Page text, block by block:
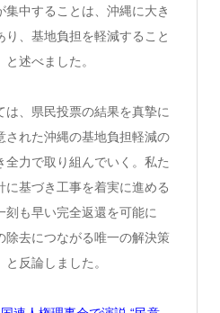
集中することは、沖縄に大き
り、基地負担を軽減すること
述べました。
は、県民投票の結果を真摯に
された沖縄の基地負担軽減の
全力で取り組んでいく。私た
に基づき工事を着実に進める
刻も早い完全返還を可能に
除去につながる唯一の解決策
反論しました。